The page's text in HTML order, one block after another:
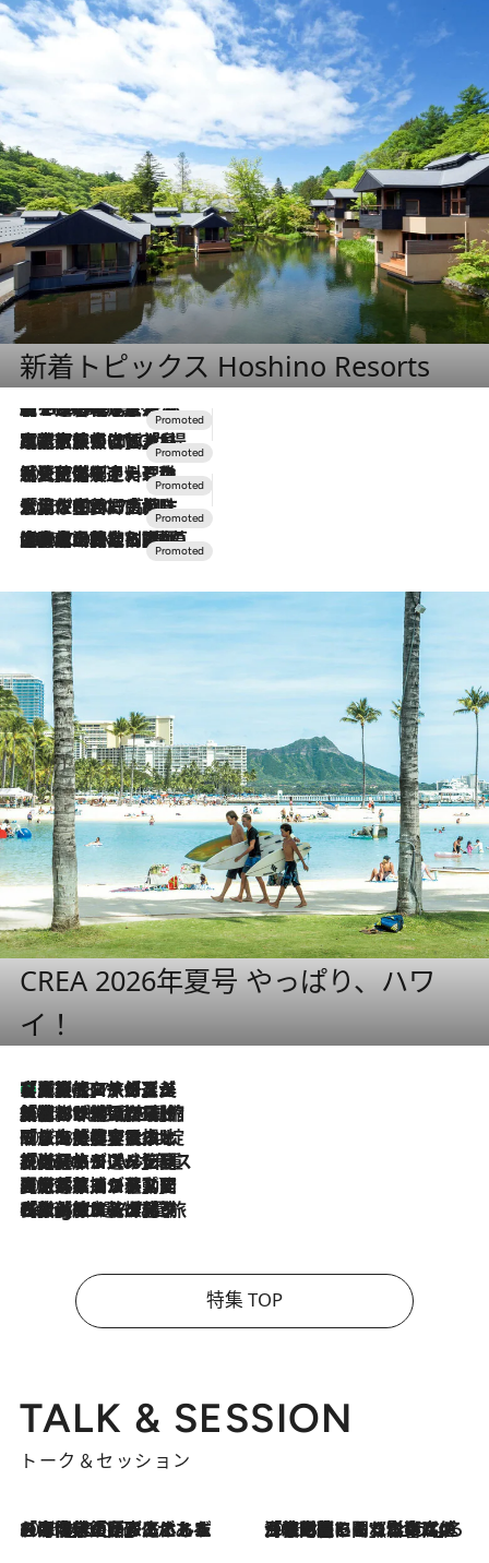
新着トピックス Hoshino Resorts
2026.8.7
【トンボの足水浴】ヒノキの香りに包まれて涼感マックス！約13℃の湧水かけ流しを避暑地「星野温泉 トンボの湯」で体験
2026.7.31
【ホテル帰省】という選択肢をOMOが提案。家族とほどよい距離を保つには「昼は実家、夜は気兼ねなくホテルで！」
2026.7.24
【夏限定ディナーコース】旬を迎える稚鮎や花ズッキーニなどをイタリア・トスカーナの郷土料理の手法で満喫！
2026.7.17
「土佐和ハーブかき氷」がOMO7高知に登場！生姜、山椒、大葉など目にも舌にも涼を呼ぶ郷土の味
2026.7.10
NEW OPEN！【界 草津】名湯の地に誕生。趣の異なる2種の温泉と上州ならではの会席・蕎麦割烹など美食を味わう究極の癒やし旅
CREA 2026年夏号 やっぱり、ハワ
イ！
2026.8.7
【厳選旅コスメ】「多機能アイテムがメイン！」旅好き美容エディターが選んだ夏旅ベストコスメを発表【Mサイズジップ】
2026.8.6
「荷物が増えるほど旅ストレスは増す」美容ジャーナリストがたどり着いた最終結論。“化粧品を劇的に減らす”感動の凝縮美容とは
2026.8.6
「旅先には金髪ウィッグを持参」日本と同じメイクでは損してる!? 美容ジャーナリストが提案する“掟破りの旅美容”とは
2026.8.6
【厳選旅コスメ】「身軽さ＆UV対策重視！」ヘアアーティストshucoが選んだ夏旅ベストコスメを発表【Mサイズジップ】
2026.8.5
【厳選旅コスメ】国内をあちこち移動する河井菜摘が選んだ夏旅ベストコスメ発表！「リラックスアイテムはマスト」【Mサイズジップ】
2026.8.4
【厳選旅コスメ】「紫外線＆乾燥対策しながらメイク感も！」ヘア＆メイクGeorgeが選んだ夏旅ベストコスメを発表！【Mサイズジップ】
特集 TOP
TALK & SESSION
トーク＆セッション
2026.8.3
「今後値上げがあるとすれば…」「リスクがあるのは今年の冬」エネルギー専門家が語る、ホルムズ海峡封鎖が家庭にもたらす“ある心配” 2026.8.3
「住宅建てられない…」「サーチャージ料の高値が続いている」ホルムズ海峡封鎖による影響はいつまで続く？《エネルギー専門家に聞く“どうなる日本の暮らし”》